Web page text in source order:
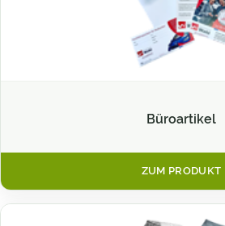
Büroartikel
ZUM PRODUKT